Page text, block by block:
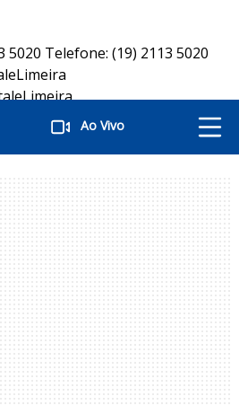
Ao Vivo
5020 Telefone: (19) 2113 5020